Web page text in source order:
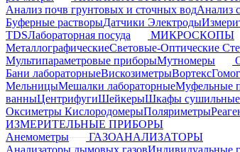
Анализ почв грунтовых и сточных водАнализ
Буферные растворыДатчики Электроды
TDSЛабораторная посуда
МИКРОСКОПЫ
МеталлографическиеСветовые-Оптические
Мультипараметровые приборыМутномеры
Бани лабораторныеВискозиметрыВортекс
МельницыМешалки лабораторныеМуфельные
ванныЦентрифугиШейкерыШкафы сушильные
Оксиметры КислородомерыПоляриметры
ИЗМЕРИТЕЛЬНЫЕ ПРИБОРЫ
Анемометры
ГАЗОАНАЛИЗАТОРЫ